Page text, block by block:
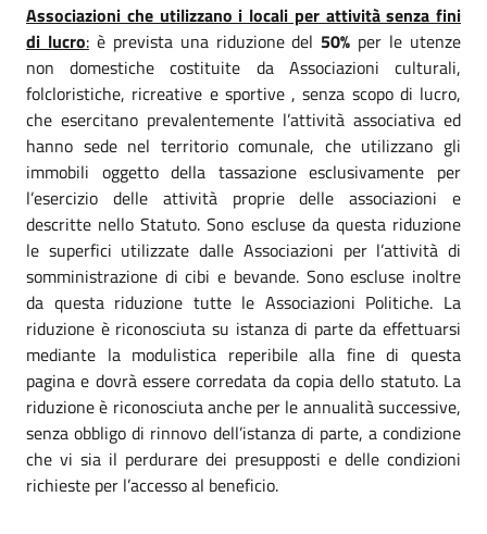
Associazioni che utilizzano i locali per attività senza fini
di lucro:è prevista una riduzione del 50% per le utenze
non domestiche costituite da Associazioni culturali,
folcloristiche, ricreative e sportive , senza scopo di lucro,
che esercitano prevalentemente l’attività associativa ed
hanno sede nel territorio comunale, che utilizzano gli
immobili oggetto della tassazione esclusivamente per
l’esercizio delle attività proprie delle associazioni e
descritte nello Statuto. Sono escluse da questa riduzione
le superfici utilizzate dalle Associazioni per l’attività di
somministrazione di cibi e bevande. Sono escluse inoltre
da questa riduzione tutte le Associazioni Politiche. La
riduzione è riconosciuta su istanza di parte da effettuarsi
mediante la modulistica reperibile alla fine di questa
pagina e dovrà essere corredata da copia dello statuto. La
riduzione è riconosciuta anche per le annualità successive,
senza obbligo di rinnovo dell’istanza di parte, a condizione
che vi sia il perdurare dei presupposti e delle condizioni
richieste per l’accesso al beneficio.